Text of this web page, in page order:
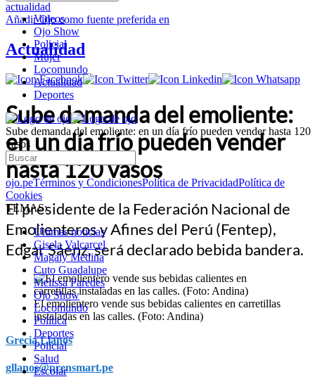
Videos
Ojo Show
Policial
Mujer
Locomundo
Actualidad
Deportes
Sube demanda del emoliente: en un día frío pueden vender hasta 120
vasos
ojo.peTérminos y CondicionesPolítica de PrivacidadPolítica de
Cookies
TEMAS:
Últimas noticias
Gisela Valcarcel
Magaly Medina
Cuto Guadalupe
Melissa Paredes
Ojo Show
Locomundo
Política
Deportes
Policial
Salud
Escolar
actualidad
AñadirOjocomo fuente preferida en
Actualidad
Sube demanda del emoliente:
en un día frío pueden vender
hasta 120 vasos
El presidente de la Federación Nacional de
Emolienteros y Afines del Perú (Fentep),
Edgar Sáenz, será declarado bebida bandera.
El emolientero vende sus bebidas calientes en carretillas
instaladas en las calles. (Foto: Andina)
Grecia Llanos
gllanos@prensmart.pe